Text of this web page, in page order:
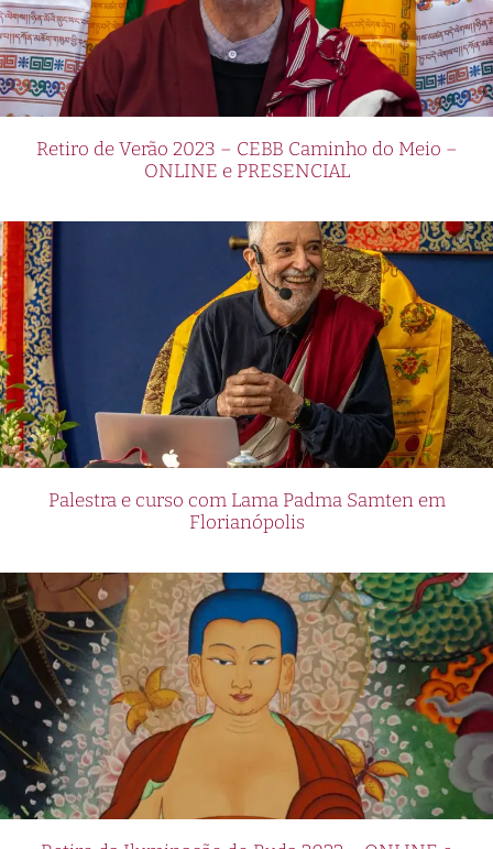
Retiro de Verão 2023 – CEBB Caminho do Meio –
ONLINE e PRESENCIAL
Palestra e curso com Lama Padma Samten em
Florianópolis